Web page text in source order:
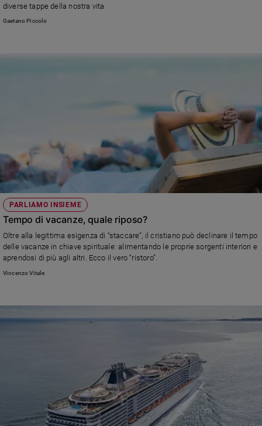
diverse tappe della nostra vita
Gaetano Piccolo
PARLIAMO INSIEME
Tempo di vacanze, quale riposo?
Oltre alla legittima esigenza di “staccare”, il cristiano può declinare il tempo
delle vacanze in chiave spirituale: alimentando le proprie sorgenti interiori e
aprendosi di più agli altri. Ecco il vero “ristoro”.
Vincenzo Vitale